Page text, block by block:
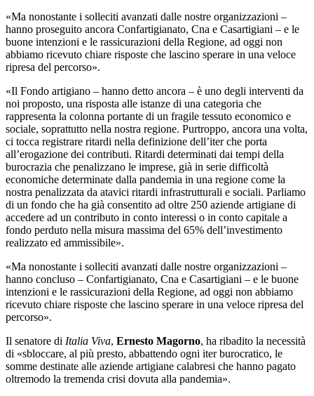
«Ma nonostante i solleciti avanzati dalle nostre organizzazioni –
hanno proseguito ancora Confartigianato, Cna e Casartigiani – e le
buone intenzioni e le rassicurazioni della Regione, ad oggi non
abbiamo ricevuto chiare risposte che lascino sperare in una veloce
ripresa del percorso».
«Il Fondo artigiano – hanno detto ancora – è uno degli interventi da
noi proposto, una risposta alle istanze di una categoria che
rappresenta la colonna portante di un fragile tessuto economico e
sociale, soprattutto nella nostra regione. Purtroppo, ancora una volta,
ci tocca registrare ritardi nella definizione dell’iter che porta
all’erogazione dei contributi. Ritardi determinati dai tempi della
burocrazia che penalizzano le imprese, già in serie difficoltà
economiche determinate dalla pandemia in una regione come la
nostra penalizzata da atavici ritardi infrastrutturali e sociali. Parliamo
di un fondo che ha già consentito ad oltre 250 aziende artigiane di
accedere ad un contributo in conto interessi o in conto capitale a
fondo perduto nella misura massima del 65% dell’investimento
realizzato ed ammissibile».
«Ma nonostante i solleciti avanzati dalle nostre organizzazioni –
hanno concluso – Confartigianato, Cna e Casartigiani – e le buone
intenzioni e le rassicurazioni della Regione, ad oggi non abbiamo
ricevuto chiare risposte che lascino sperare in una veloce ripresa del
percorso».
Il senatore di Italia Viva, Ernesto Magorno, ha ribadito la necessità
di «sbloccare, al più presto, abbattendo ogni iter burocratico, le
somme destinate alle aziende artigiane calabresi che hanno pagato
oltremodo la tremenda crisi dovuta alla pandemia».